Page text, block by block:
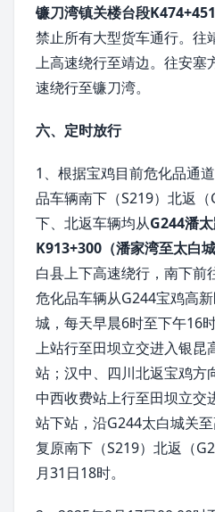
镰刀湾镇关楼台段
禁止所有大型货车通行。往
上高速绕行至靖边。往安塞
速绕行至镰刀湾。
六、定时放行
1、根据宝鸡目前危化品通
品车辆南下（S219）北返
下、北返车辆均从G244潘
K913+300（潘家湾至太白城
白县上下高速绕行，南下前
危化品车辆从G244宝鸡高
城，每天早晨6时至下午16
上站行至田坝立交进入银昆
站；汉中、四川北返宝鸡方
中西收费站上行至田坝立交
站下站，沿G244太白城关
复原南下（S219）北返（
月31日18时。